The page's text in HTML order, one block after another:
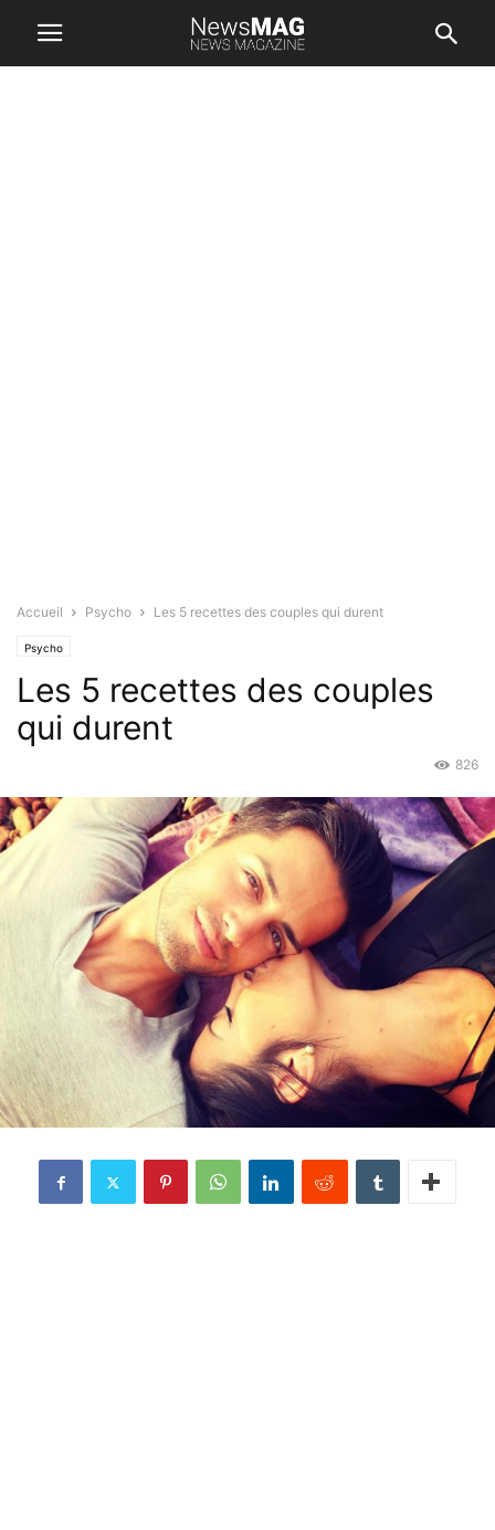
Accueil Psycho Les 5 recettes des couples qui durent
Psycho
Les 5 recettes des couples
qui durent
826